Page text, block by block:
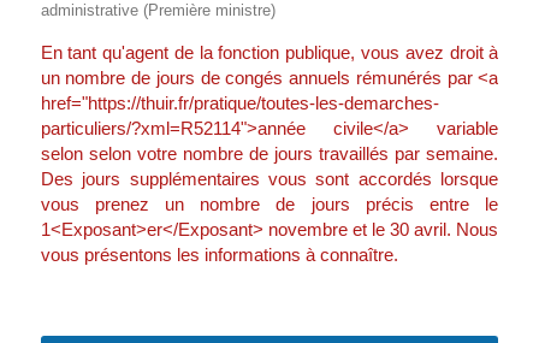
administrative (Première ministre)
En tant qu'agent de la fonction publique, vous avez droit à
un nombre de jours de congés annuels rémunérés par <a
href="https://thuir.fr/pratique/toutes-les-demarches-
particuliers/?xml=R52114">année civile</a> variable
selon selon votre nombre de jours travaillés par semaine.
Des jours supplémentaires vous sont accordés lorsque
vous prenez un nombre de jours précis entre le
1<Exposant>er</Exposant> novembre et le 30 avril. Nous
vous présentons les informations à connaître.